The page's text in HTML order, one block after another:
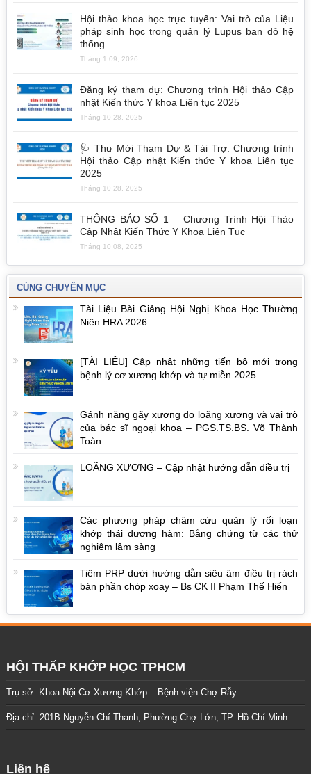
Hội thảo khoa học trực tuyến: Vai trò của Liệu
pháp sinh học trong quản lý Lupus ban đỏ hệ
thống
Tháng 1 09, 2026
Đăng ký tham dự: Chương trình Hội thảo Cập
nhật Kiến thức Y khoa Liên tục 2025
Tháng 10 28, 2025
🩺 Thư Mời Tham Dự & Tài Trợ: Chương trình
Hội thảo Cập nhật Kiến thức Y khoa Liên tục
2025
Tháng 10 28, 2025
THÔNG BÁO SỐ 1 – Chương Trình Hội Thảo
Cập Nhật Kiến Thức Y Khoa Liên Tục
Tháng 10 08, 2025
CÙNG CHUYÊN MỤC
Tài Liệu Bài Giảng Hội Nghị Khoa Học Thường
Niên HRA 2026
[TÀI LIỆU] Cập nhật những tiến bộ mới trong
bệnh lý cơ xương khớp và tự miễn 2025
Gánh nặng gãy xương do loãng xương và vai trò
của bác sĩ ngoại khoa – PGS.TS.BS. Võ Thành
Toàn
LOÃNG XƯƠNG – Cập nhật hướng dẫn điều trị
Các phương pháp châm cứu quản lý rối loạn
khớp thái dương hàm: Bằng chứng từ các thử
nghiệm lâm sàng
Tiêm PRP dưới hướng dẫn siêu âm điều trị rách
bán phần chóp xoay – Bs CK II Phạm Thế Hiển
HỘI THẤP KHỚP HỌC TPHCM
Trụ sở: Khoa Nội Cơ Xương Khớp – Bệnh viện Chợ Rẫy
Địa chỉ: 201B Nguyễn Chí Thanh, Phường Chợ Lớn, TP. Hồ Chí Minh
Liên hệ